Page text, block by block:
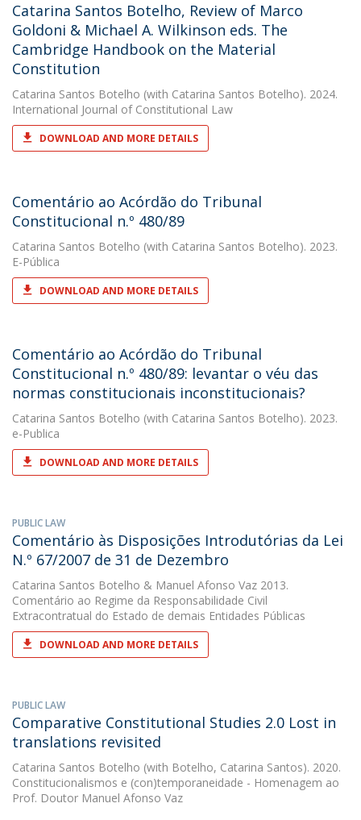
Catarina Santos Botelho, Review of Marco
Goldoni & Michael A. Wilkinson eds. The
Cambridge Handbook on the Material
Constitution
Catarina Santos Botelho (with Catarina Santos Botelho). 2024.
International Journal of Constitutional Law
DOWNLOAD AND MORE DETAILS
Comentário ao Acórdão do Tribunal
Constitucional n.º 480/89
Catarina Santos Botelho (with Catarina Santos Botelho). 2023.
E-Pública
DOWNLOAD AND MORE DETAILS
Comentário ao Acórdão do Tribunal
Constitucional n.º 480/89: levantar o véu das
normas constitucionais inconstitucionais?
Catarina Santos Botelho (with Catarina Santos Botelho). 2023.
e-Publica
DOWNLOAD AND MORE DETAILS
PUBLIC LAW
Comentário às Disposições Introdutórias da Lei
N.º 67/2007 de 31 de Dezembro
Catarina Santos Botelho & Manuel Afonso Vaz 2013.
Comentário ao Regime da Responsabilidade Civil
Extracontratual do Estado de demais Entidades Públicas
DOWNLOAD AND MORE DETAILS
PUBLIC LAW
Comparative Constitutional Studies 2.0 Lost in
translations revisited
Catarina Santos Botelho (with Botelho, Catarina Santos). 2020.
Constitucionalismos e (con)temporaneidade - Homenagem ao
Prof. Doutor Manuel Afonso Vaz